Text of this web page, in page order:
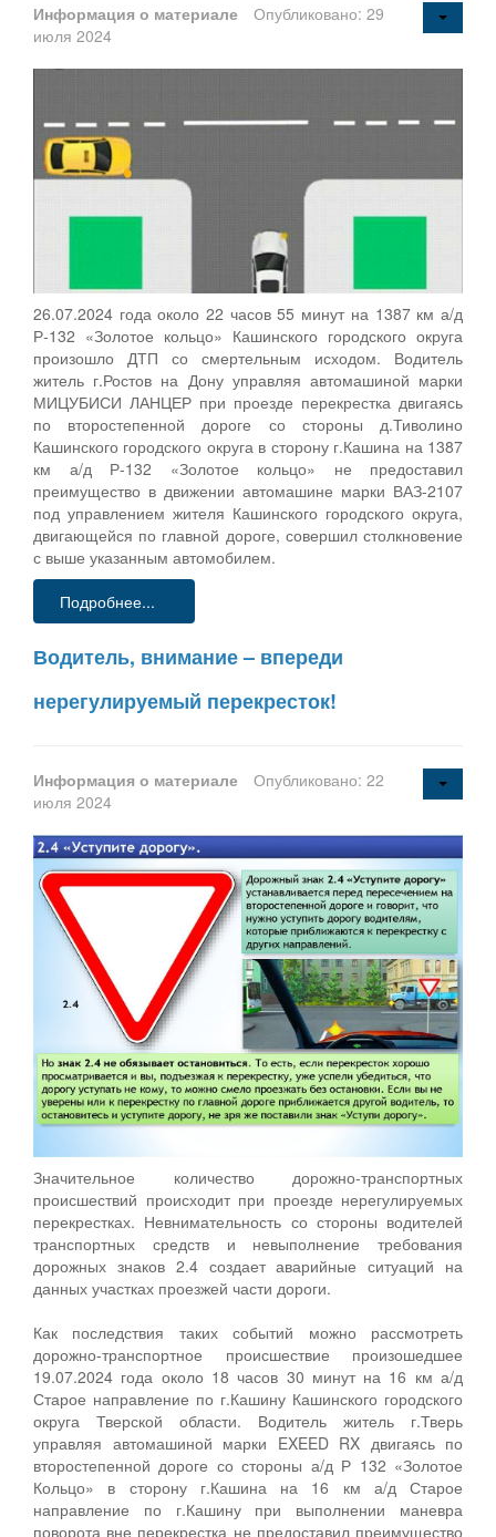
Информация о материале
Опубликовано: 29
июля 2024
26.07.2024 года около 22 часов 55 минут на 1387 км а/д
Р-132 «Золотое кольцо» Кашинского городского округа
произошло ДТП со смертельным исходом. Водитель
житель г.Ростов на Дону управляя автомашиной марки
МИЦУБИСИ ЛАНЦЕР при проезде перекрестка двигаясь
по второстепенной дороге со стороны д.Тиволино
Кашинского городского округа в сторону г.Кашина на 1387
км а/д Р-132 «Золотое кольцо» не предоставил
преимущество в движении автомашине марки ВАЗ-2107
под управлением жителя Кашинского городского округа,
двигающейся по главной дороге, совершил столкновение
с выше указанным автомобилем.
Подробнее...
Водитель, внимание – впереди
нерегулируемый перекресток!
Информация о материале
Опубликовано: 22
июля 2024
Значительное количество дорожно-транспортных
происшествий происходит при проезде нерегулируемых
перекрестках. Невнимательность со стороны водителей
транспортных средств и невыполнение требования
дорожных знаков 2.4 создает аварийные ситуаций на
данных участках проезжей части дороги.
Как последствия таких событий можно рассмотреть
дорожно-транспортное происшествие произошедшее
19.07.2024 года около 18 часов 30 минут на 16 км а/д
Старое направление по г.Кашину Кашинского городского
округа Тверской области. Водитель житель г.Тверь
управляя автомашиной марки EXEED RX двигаясь по
второстепенной дороге со стороны а/д Р 132 «Золотое
Кольцо» в сторону г.Кашина на 16 км а/д Старое
направление по г.Кашину при выполнении маневра
поворота вне перекрестка не предоставил преимущество